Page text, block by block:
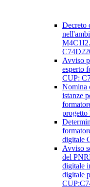
Decreto
Avviso
esperto
CUP:
Nomina
istanze
digitale
Avviso
del
digitale
digitale